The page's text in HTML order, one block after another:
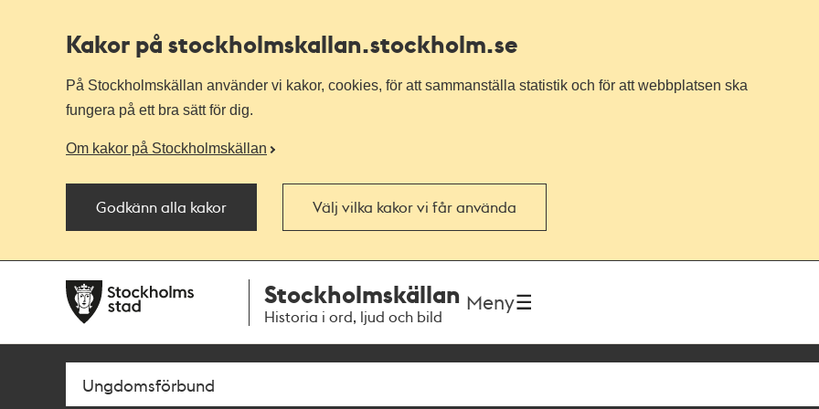
Kakor på stockholmskallan.stockholm.se
På Stockholmskällan använder vi kakor, cookies, för att sammanställa statistik och för att webbplatsen ska
fungera på ett bra sätt för dig.
Om kakor på Stockholmskällan
Godkänn alla kakor Välj vilka kakor vi får använda
navigationen
huvudinnehållet
Stockholmskällan
Historia i ord, ljud och bild
Meny
Sök